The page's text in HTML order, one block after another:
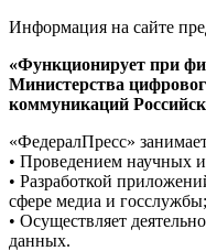
Информация на сайте
«Функционирует при
Министерства
коммуникаций
«ФедералПресс»
• Проведением научных
• Разработкой
сфере медиа и госслужбы;
• Осуществляет
данных.